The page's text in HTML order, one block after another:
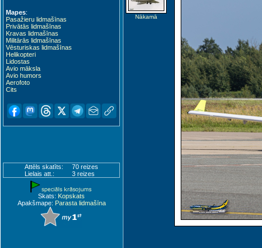
Mapes:
Pasažieru lidmašīnas
Privātās lidmašīnas
Kravas lidmašīnas
Militārās lidmašīnas
Vēsturiskas lidmašīnas
Helikopteri
Lidostas
Avio māksla
Avio humors
Aerofoto
Cits
Attēls skatīts:
70 reizes
Lielais att.:
3 reizes
Skats: Kopskats
Apakšmape: Parasta lidmašīna
Nākamā
Visby (VBY)